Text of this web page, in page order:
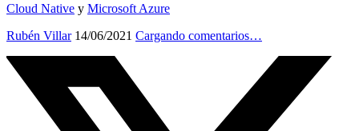
Cloud Native y Microsoft Azure
Rubén Villar 14/06/2021 Cargando comentarios…